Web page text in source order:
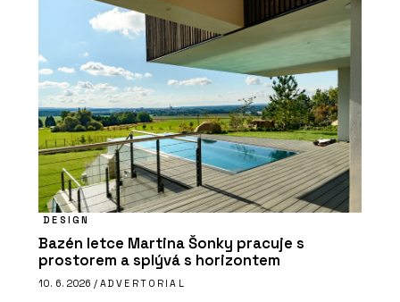
DESIGN
Bazén letce Martina Šonky pracuje s
prostorem a splývá s horizontem
10. 6. 2026 / ADVERTORIAL